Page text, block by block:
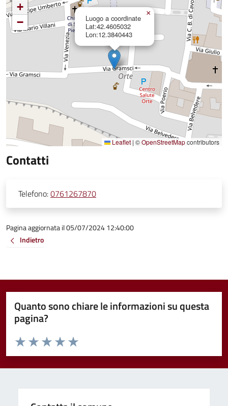
Luogo a coordinate
Lat:42.4605032
Lon:12.3840443
×
+
−
Leaflet | ©OpenStreetMapcontributors
Contatti
Telefono:0761267870
Pagina aggiornata il 05/07/2024 12:40:00
Indietro
Quanto sono chiare le informazioni su questa
pagina?
Valuta da 1 a 5 stelle la pagina
Valuta 5 stelle su 5
Valuta 4 stelle su 5
Valuta 3 stelle su 5
Valuta 2 stelle su 5
Valuta 1 stelle su 5